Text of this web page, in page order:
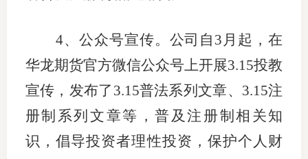
4、公众号宣传。公司自 3 月起，在
华龙期货官方微信公众号上开展3.15投教
宣传，发布了 3.15普法系列文章、 3.15注
册制系列文章等，普及注册制相关知
识，倡导投资者理性投资，保护个人财